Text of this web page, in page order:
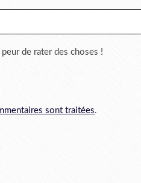
de rater des choses !
sont traitées.